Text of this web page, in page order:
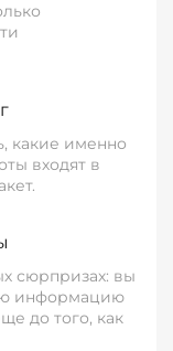
какие именно
входят в
сюрпризах: вы
информацию
до того, как